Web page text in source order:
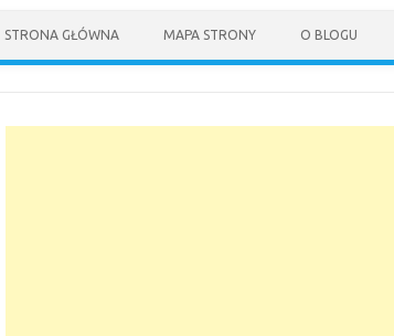
STRONA GŁÓWNA MAPA STRONY O BLOGU